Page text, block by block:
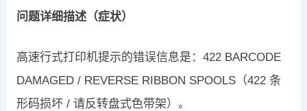
问题详细描述（症状）
高速行式打印机提示的错误信息是：422 BARCODE
DAMAGED / REVERSE RIBBON SPOOLS（422 条
形码损坏 / 请反转盘式色带架）。